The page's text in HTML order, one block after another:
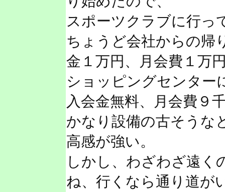
スポーツクラブに行っ
ちょうど会社からの帰
金１万円、月会費１万
ショッピングセンター
入会金無料、月会費９
かなり設備の古そうな
高感が強い。
しかし、わざわざ遠く
ね、行くなら通り道が